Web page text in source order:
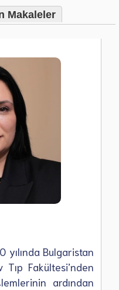
Makaleler
yılında Bulgaristan
Fakültesi’nden
ardından